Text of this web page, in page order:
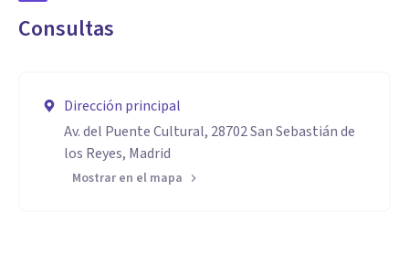
Consultas
Dirección principal
Av. del Puente Cultural, 28702 San Sebastián de
los Reyes, Madrid
Mostrar en el mapa